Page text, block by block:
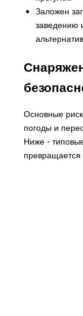
Заложен
заведению
Основные
погоды и
Ниже -
превращается